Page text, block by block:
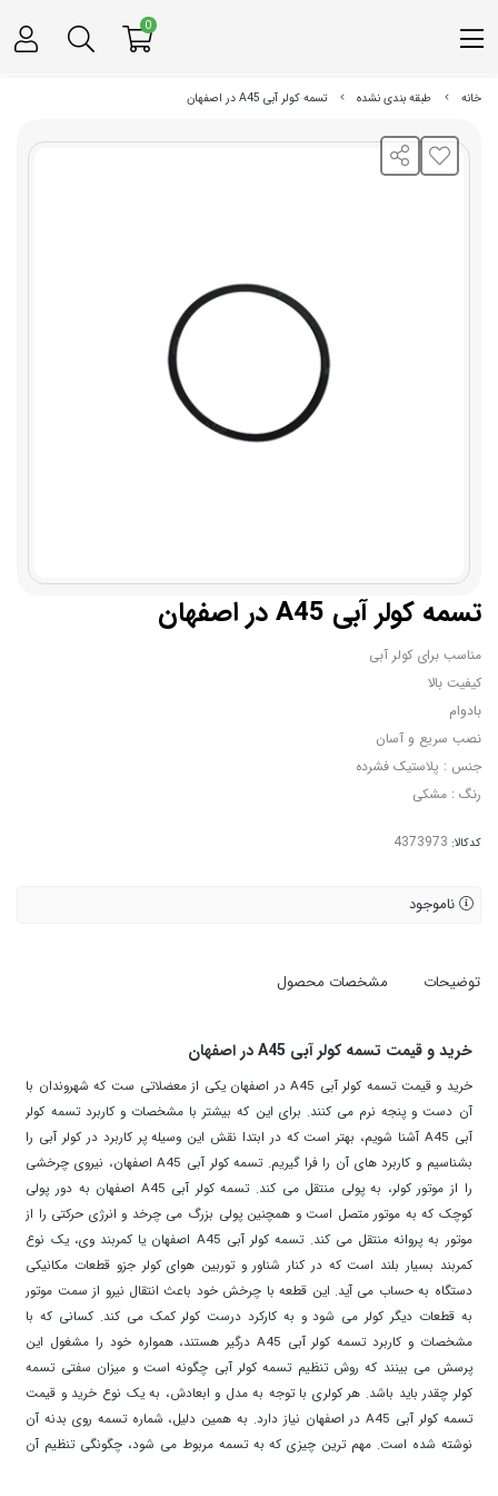
خانه طبقه بندی نشده تسمه کولر آبی A45 در اصفهان
تسمه کولر آبی A45 در اصفهان
مناسب برای کولر آبی
کیفیت بالا
بادوام
نصب سریع و آسان
جنس : پلاستیک فشرده
رنگ : مشکی
کدکالا:
ناموجود
توضیحات مشخصات محصول
خرید و قیمت تسمه کولر آبی A45 در اصفهان
خرید و قیمت تسمه کولر آبی A45 در اصفهان یکی از معضلاتی ست که شهروندان با
آن دست و پنجه نرم می کنند. برای این که بیشتر با مشخصات و کاربرد تسمه کولر
آبی A45 آشنا شویم، بهتر است که در ابتدا نقش این وسیله پر کاربرد در کولر آبی را
بشناسیم و کاربرد های آن را فرا گیریم. تسمه کولر آبی A45 اصفهان، نیروی چرخشی
را از موتور کولر، به پولی منتقل می کند. تسمه کولر آبی A45 اصفهان به دور پولی
کوچک که به موتور متصل است و همچنین پولی بزرگ می چرخد و انرژی حرکتی را از
موتور به پروانه منتقل می کند. تسمه کولر آبی A45 اصفهان یا کمربند وی، یک نوع
کمربند بسیار بلند است که در کنار شناور و توربین هوای کولر جزو قطعات مکانیکی
دستگاه به حساب می آید. این قطعه با چرخش خود باعث انتقال نیرو از سمت موتور
به قطعات دیگر کولر می شود و به کارکرد درست کولر کمک می کند. کسانی که با
مشخصات و کاربرد تسمه کولر آبی A45 درگیر هستند، همواره خود را مشغول این
پرسش می بینند که روش تنظیم تسمه کولر آبی چگونه است و میزان سفتی تسمه
کولر چقدر باید باشد. هر کولری با توجه به مدل و ابعادش، به یک نوع خرید و قیمت
تسمه کولر آبی A45 در اصفهان نیاز دارد. به همین دلیل، شماره تسمه روی بدنه آن
نوشته شده است. مهم ترین چیزی که به تسمه مربوط می شود، چگونگی تنظیم آن
0